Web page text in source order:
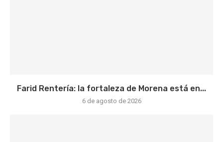
Farid Rentería: la fortaleza de Morena está en...
6 de agosto de 2026